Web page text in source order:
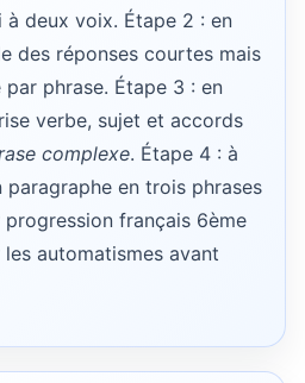
deux voix. Étape 2 : en
des réponses courtes mais
phrase. Étape 3 : en
verbe, sujet et accords
complexe. Étape 4 : à
paragraphe en trois phrases
français 6ème
automatismes avant